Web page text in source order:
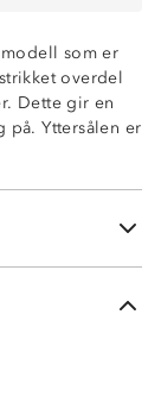
som er
overdel
Dette gir en
på. Yttersålen er